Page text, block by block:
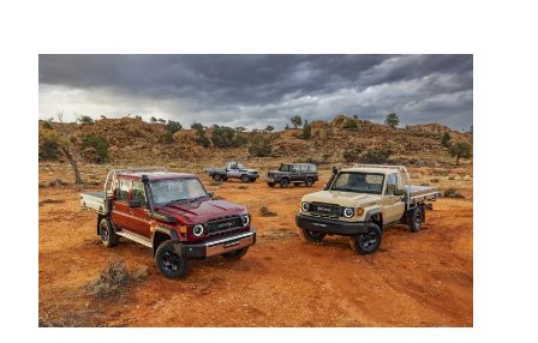
Συμβουλές
Χρηστικά
Συμβουλές
ΚΤΕΟ
Οδική βοήθεια